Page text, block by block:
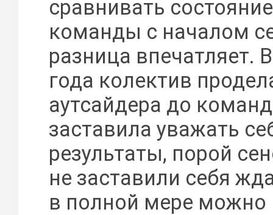
сравнивать
команды с началом
разница впечатляет.
года колектив
аутсайдера до
заставила уважать
результаты, порой
не заставили себя
в полной мере можно